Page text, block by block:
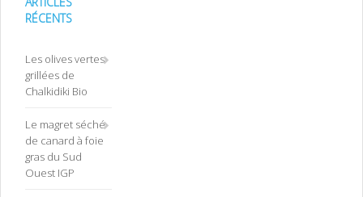
RÉCENTS
Les olives vertes
grillées de
Chalkidiki Bio
Le magret séché
de canard à foie
gras du Sud
Ouest IGP